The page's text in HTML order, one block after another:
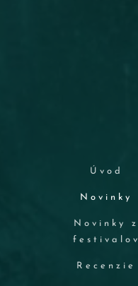
Úvod
Novinky
Novinky z
festivalov
Recenzie